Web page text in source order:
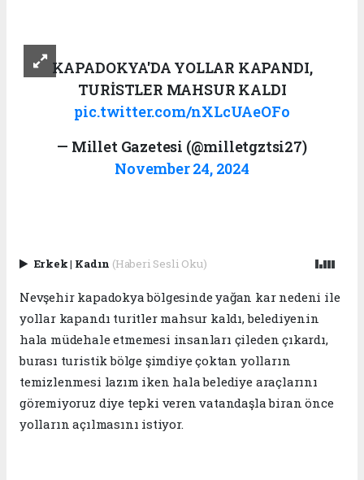
KAPADOKYA'DA YOLLAR KAPANDI,
TURİSTLER MAHSUR KALDI
pic.twitter.com/nXLcUAeOFo
— Millet Gazetesi (@milletgztsi27)
November 24, 2024
Erkek| Kadın (Haberi Sesli Oku)
Nevşehir kapadokya bölgesinde yağan kar nedeni ile
yollar kapandı turitler mahsur kaldı, belediyenin
hala müdehale etmemesi insanları çileden çıkardı,
burası turistik bölge şimdiye çoktan yolların
temizlenmesi lazım iken hala belediye araçlarını
göremiyoruz diye tepki veren vatandaşla biran önce
yolların açılmasını istiyor.